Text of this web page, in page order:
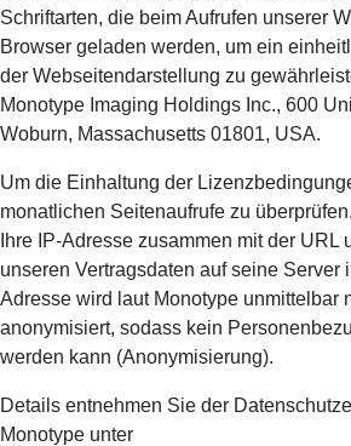
Schriftarten, die beim Aufrufen unserer
Browser geladen werden, um ein
der Webseitendarstellung zu
Monotype Imaging Holdings Inc., 600
Woburn, Massachusetts 01801, USA.
Um die Einhaltung der
monatlichen Seitenaufrufe zu
Ihre IP-Adresse zusammen mit der URL
unseren Vertragsdaten auf seine Server
Adresse wird laut Monotype unmittelbar
anonymisiert, sodass kein
werden kann (Anonymisierung).
Details entnehmen Sie der
Monotype unter